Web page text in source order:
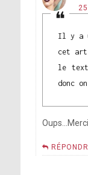
Il y a
cet
le
donc